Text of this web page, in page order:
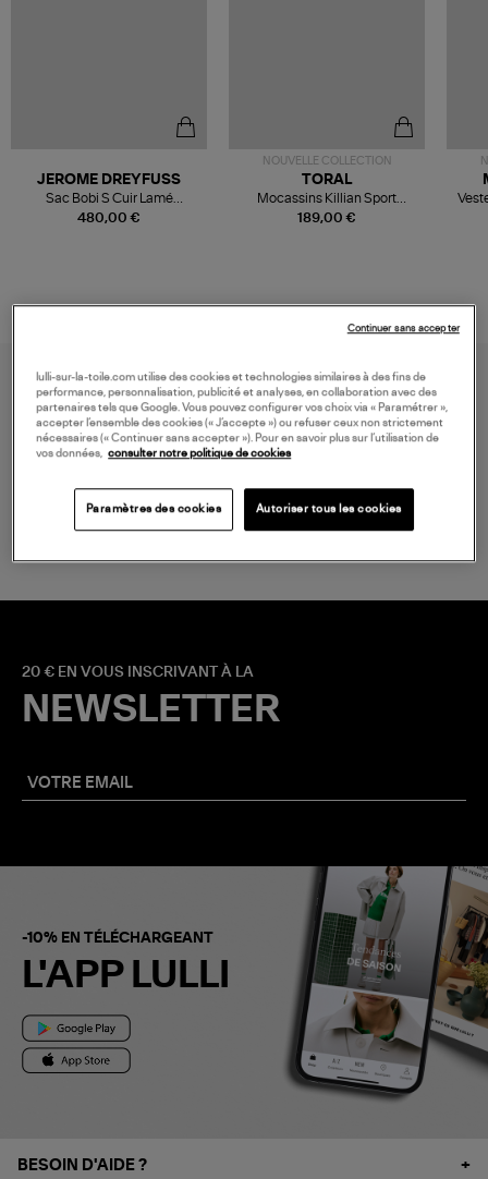
480,00 €
JEROME DREYFUSS
Sac Bobi S Cuir Lamé
Champagne
NOUVELLE COLLECTION
189,00 €
TORAL
Mocassins Killian Sport
Mousse
à partir de 150 € d'achat*
20 € EN VOUS INSCRIVANT À LA
NEWSLETTER
-10% EN TÉLÉCHARGEANT
L'APP LULLI
BESOIN D'AIDE ?
lulli-sur-la-toile.com utilise des cookies et technologies similaires à des fins de
performance, personnalisation, publicité et analyses, en collaboration avec des
partenaires tels que Google. Vous pouvez configurer vos choix via « Paramétrer »,
accepter l’ensemble des cookies (« J’accepte ») ou refuser ceux non strictement
nécessaires (« Continuer sans accepter »). Pour en savoir plus sur l’utilisation de
vos données, consulter notre politique de cookies
Paramètres des cookies Autoriser tous les cookies
Continuer sans accepter